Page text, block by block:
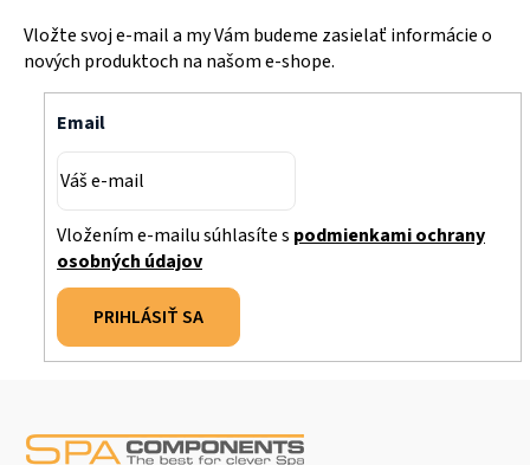
Vložte svoj e-mail a my Vám budeme zasielať informácie o
nových produktoch na našom e-shope.
Email
Vložením e-mailu súhlasíte s podmienkami ochrany
osobných údajov
PRIHLÁSIŤ SA